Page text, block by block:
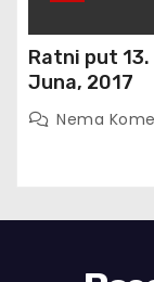
Ratni put 13.
Juna, 2017
Nema